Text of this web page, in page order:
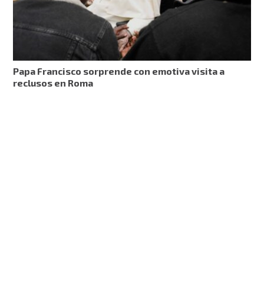
Papa Francisco sorprende con emotiva visita a
reclusos en Roma